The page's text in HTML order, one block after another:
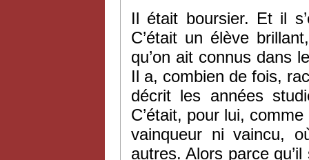
Il était boursier. Et il
C’était un élève
qu’on ait connus dans
Il a, combien de fois,
décrit les années
C’était, pour lui,
vainqueur ni vaincu,
autres. Alors parce qu’il